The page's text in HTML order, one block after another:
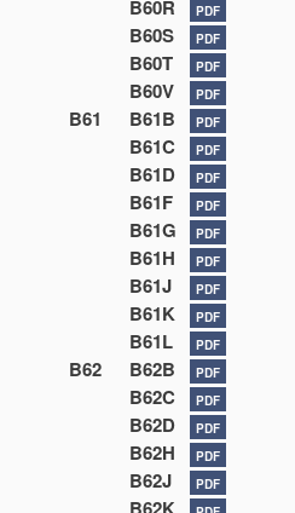
B60R PDF
B60S PDF
B60T PDF
B60V PDF
B61 B61B PDF
B61C PDF
B61D PDF
B61F PDF
B61G PDF
B61H PDF
B61J PDF
B61K PDF
B61L PDF
B62 B62B PDF
B62C PDF
B62D PDF
B62H PDF
B62J PDF